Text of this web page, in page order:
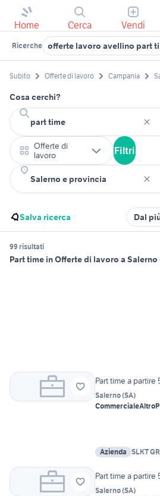
Home Cerca Vendi
Ricerche offerte lavoro avellino part
Subito Offerte di lavoro Campania
Cosa cerchi?
Offerte di
lavoro
Filtri
Salva ricerca Dal
99 risultati
Part time in Offerte di lavoro a
Part time a partire
Salerno(SA)
CommercialeAltro
Azienda SLKT
Part time a partire
Salerno(SA)